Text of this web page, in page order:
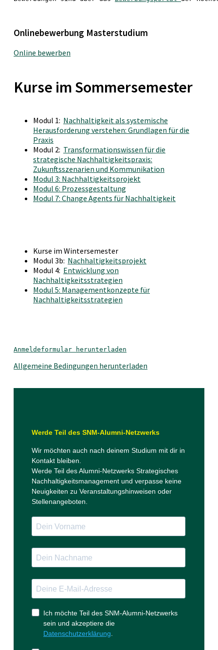
Onlinebewerbung Masterstudium
Online bewerben
Kurse im Sommersemester
Modul 1: Nachhaltigkeit als systemische
Herausforderung verstehen: Grundlagen für die
Praxis
Modul 2: Transformationswissen für die
strategische Nachhaltigkeitspraxis:
Zukunftsszenarien und Kommunikation
Modul 3: Nachhaltigkeitsprojekt
Modul 6: Prozessgestaltung
Modul 7: Change Agents für Nachhaltigkeit
Kurse im Wintersemester
Modul 3b: Nachhaltigkeitsprojekt
Modul 4: Entwicklung von
Nachhaltigkeitsstrategien
Modul 5: Managementkonzepte für
Nachhaltigkeitsstrategien
Anmeldeformular herunterladen
Allgemeine Bedingungen herunterladen